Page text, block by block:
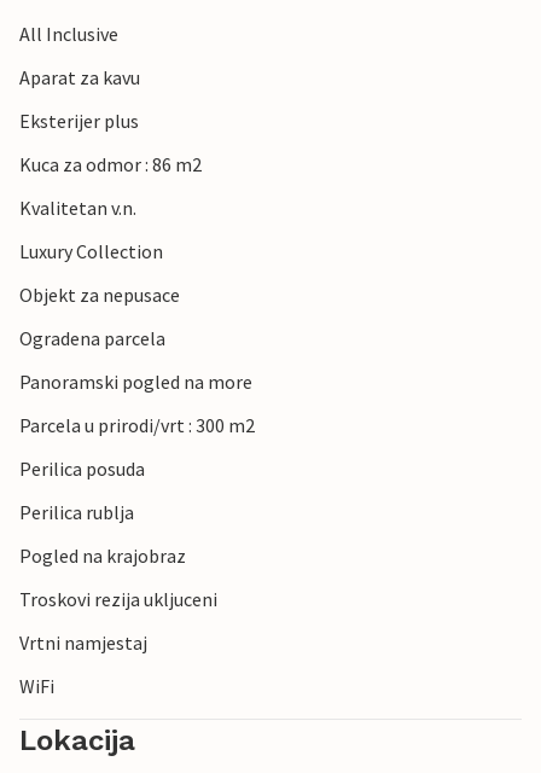
All Inclusive
Aparat za kavu
Eksterijer plus
Kuca za odmor : 86 m2
Kvalitetan v.n.
Luxury Collection
Objekt za nepusace
Ogradena parcela
Panoramski pogled na more
Parcela u prirodi/vrt : 300 m2
Perilica posuda
Perilica rublja
Pogled na krajobraz
Troskovi rezija ukljuceni
Vrtni namjestaj
WiFi
Lokacija